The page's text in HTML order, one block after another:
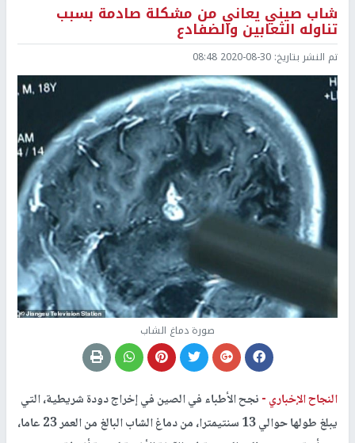
شاب صيني يعاني من مشكلة صادمة بسبب
تناوله الثعابين والضفادع
تم النشر بتاريخ: 2020-08-30 08:48
صورة دماغ الشاب
النجاح الإخباري -نجح الأطباء في الصين في إخراج دودة شريطية، التي
يبلغ طولها حوالي 13 سنتيمترا، من دماغ الشاب البالغ من العمر 23 عاما،